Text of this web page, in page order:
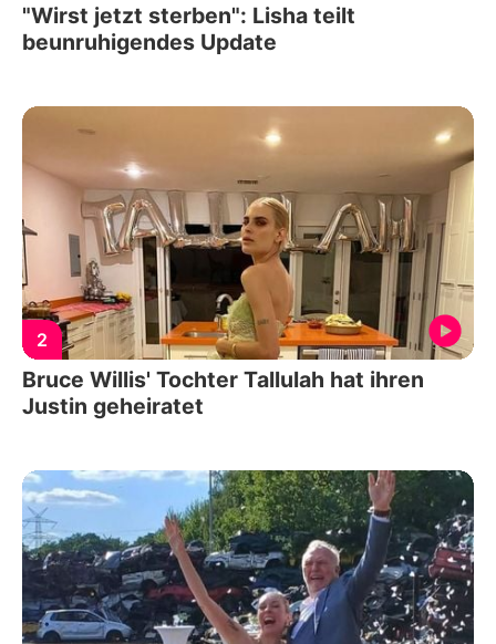
"Wirst jetzt sterben": Lisha teilt
beunruhigendes Update
2
Bruce Willis' Tochter Tallulah hat ihren
Justin geheiratet